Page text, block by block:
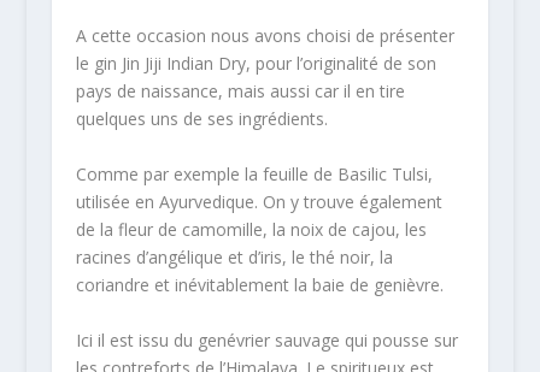
A cette occasion nous avons choisi de présenter
le gin Jin Jiji Indian Dry, pour l’originalité de son
pays de naissance, mais aussi car il en tire
quelques uns de ses ingrédients.
Comme par exemple la feuille de Basilic Tulsi,
utilisée en Ayurvedique. On y trouve également
de la fleur de camomille, la noix de cajou, les
racines d’angélique et d’iris, le thé noir, la
coriandre et inévitablement la baie de genièvre.
Ici il est issu du genévrier sauvage qui pousse sur